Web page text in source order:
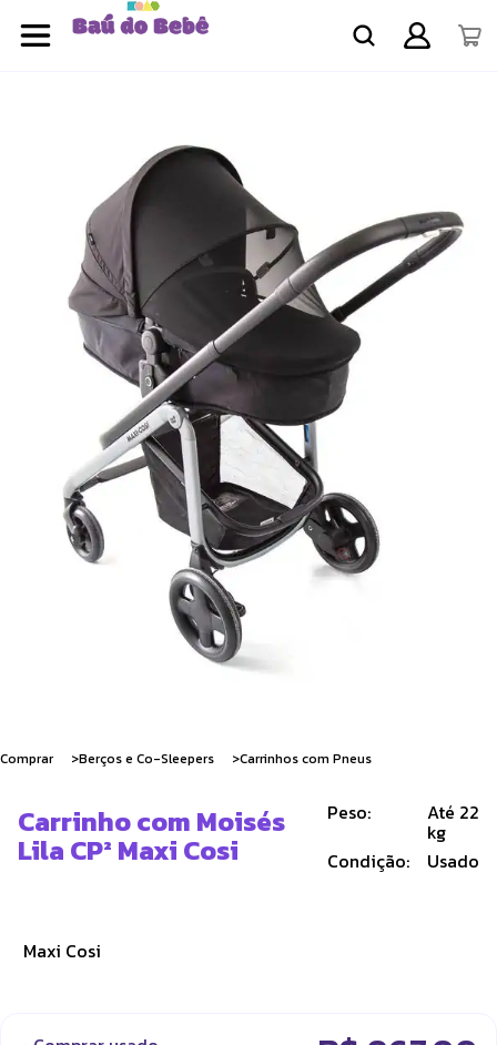
Comprar Berços e Co-Sleepers Carrinhos com Pneus
Carrinho com Moisés
Lila CP² Maxi Cosi
Peso: Até 22
kg
Condição:
Usado
Maxi Cosi